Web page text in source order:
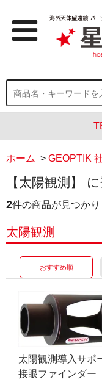
ホーム > GEOPTIK
【太陽観測】
2件の商品が見つかり
太陽観測
おすすめ順
太陽観測導入サポ
接眼ファインダー